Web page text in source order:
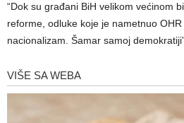
“Dok su građani BiH velikom većinom
reforme, odluke koje je nametnuo
nacionalizam. Šamar samoj